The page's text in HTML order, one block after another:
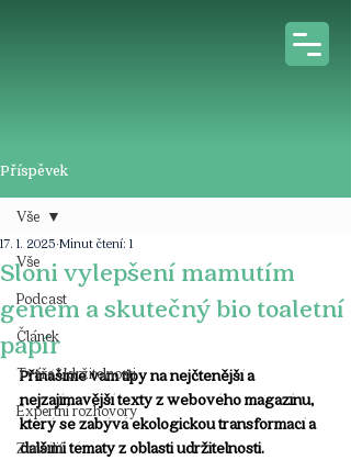
Příspěvek
Vše
Podcast
Článek
Tváře Udržitelnosti
Expertní rozhovory
Z médií
Vše
Sloni vylepšení mamutím
genem a skutečný bio toaletní
papír
17. 1. 2025 Minut čtení: 1
Přinášíme vám tipy na nejčtenější a
nejzajímavější texty z webového magazínu,
který se zabývá ekologickou transformací a
dalšími tématy z oblasti udržitelnosti.